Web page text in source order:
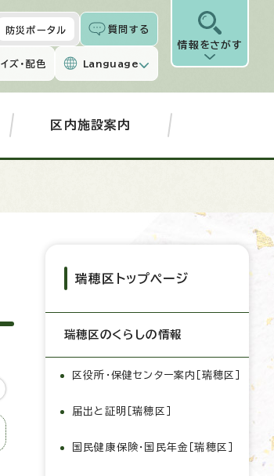
防災ポータル 質問する
ズ・配色 Language
情報をさがす
区内施設案内
瑞穂区トップページ
瑞穂区のくらしの情報
区役所・保健センター案内［瑞穂区］
届出と証明［瑞穂区］
国民健康保険・国民年金［瑞穂区］